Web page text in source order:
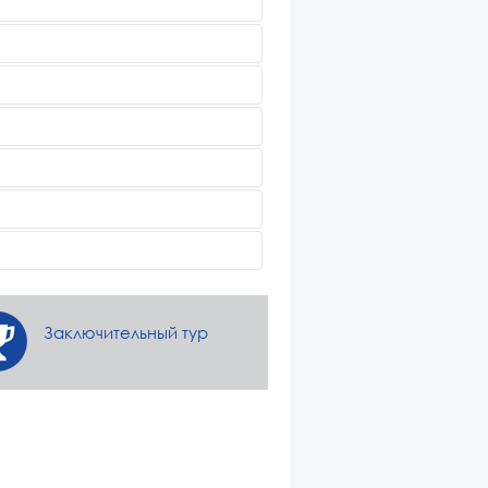
Заключительный тур